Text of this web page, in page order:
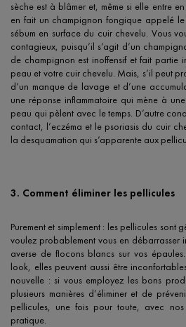
sèche est à blâmer et, même si elle entre
en fait un champignon fongique appelé
sébum en surface du cuir chevelu. Vous
contagieux, puisqu’il s’agit d’un
de champignon est inoffensif et fait partie
peau et votre cuir chevelu. Mais, s’il peut
d’un manque de lavage et d’une
une réponse inflammatoire qui mène à
peau qui pèlent avec le temps. D’autre
contact, l’eczéma et le psoriasis du cuir
la desquamation qui s’apparente aux
3. Comment éliminer les pellicules
Purement et simplement : les pellicules sont
voulez probablement vous en débarrasser
averse de flocons blancs sur vos
look, elles peuvent aussi être
nouvelle : si vous employez les bons
plusieurs manières d’éliminer et de
pellicules, une fois pour toute, avec
pratique.